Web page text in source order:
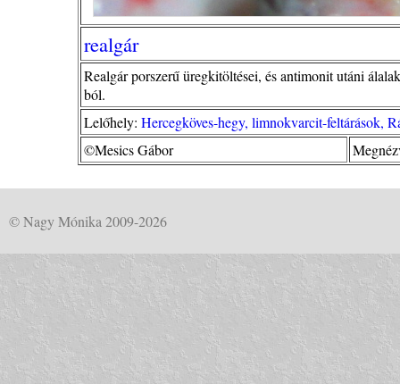
realgár
Realgár porszerű üregkitöltései, és antimonit utáni
ból.
Lelőhely: Hercegköves-hegy, limnokvarcit-feltárások,
©Mesics Gábor
© Nagy Mónika 2009-2026